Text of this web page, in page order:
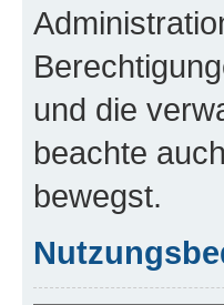
und die
beachte
bewegst.